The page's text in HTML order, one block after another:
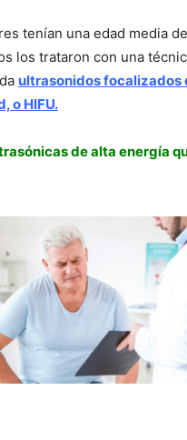
tenían una edad media
los trataron con una
ultrasonidos focalizados
o HIFU.
de alta energía